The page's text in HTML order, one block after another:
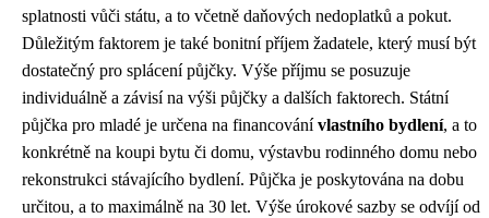
splatnosti vůči státu, a to včetně daňových nedoplatků a pokut.
Důležitým faktorem je také bonitní příjem žadatele, který musí být
dostatečný pro splácení půjčky. Výše příjmu se posuzuje
individuálně a závisí na výši půjčky a dalších faktorech. Státní
půjčka pro mladé je určena na financovánívlastního bydlení, a to
konkrétně na koupi bytu či domu, výstavbu rodinného domu nebo
rekonstrukci stávajícího bydlení. Půjčka je poskytována na dobu
určitou, a to maximálně na 30 let. Výše úrokové sazby se odvíjí od